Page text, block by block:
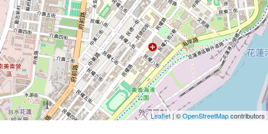
Leaflet| ©OpenStreetMapcontributors